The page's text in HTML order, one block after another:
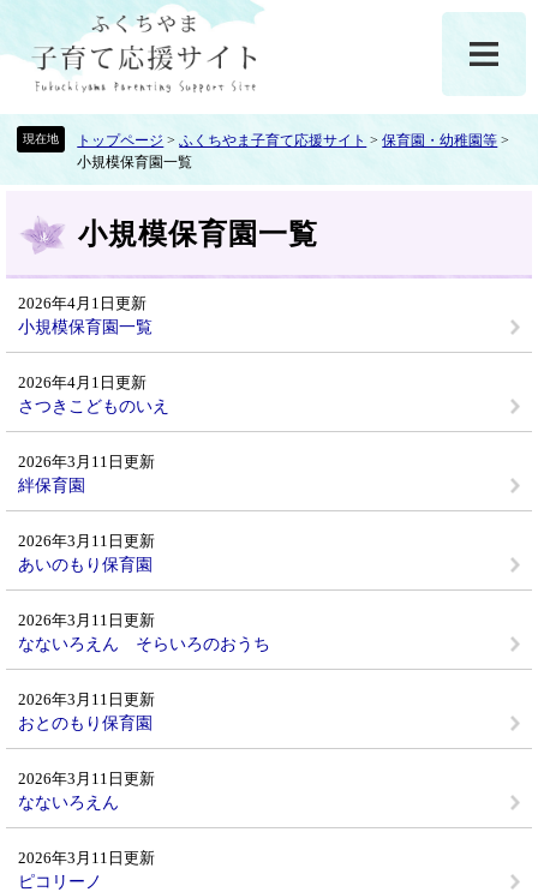
先
す
を
し
トップページ >ふくちやま子育て応援サイト >保育園・幼稚園等 >
小規模保育園一覧
文
小規模保育園一覧
2026年4月1日更新
小規模保育園一覧
2026年4月1日更新
さつきこどものいえ
2026年3月11日更新
絆保育園
2026年3月11日更新
あいのもり保育園
2026年3月11日更新
なないろえん そらいろのおうち
2026年3月11日更新
おとのもり保育園
2026年3月11日更新
なないろえん
2026年3月11日更新
ピコリーノ